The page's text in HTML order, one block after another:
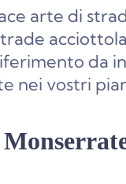
arte di
da
nei vostri